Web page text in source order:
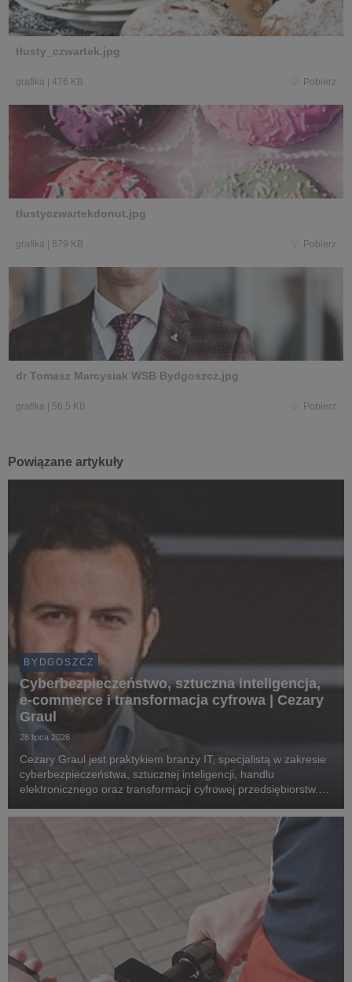
tłusty_czwartek.jpg
grafika 476 KB Pobierz
tłustyczwartekdonut.jpg
grafika 879 KB Pobierz
dr Tomasz Marcysiak WSB Bydgoszcz.jpg
grafika 56,5 KB Pobierz
Powiązane artykuły
BYDGOSZCZ
Cyberbezpieczeństwo, sztuczna inteligencja,
e-commerce i transformacja cyfrowa | Cezary
Graul
28 lipca 2026
Cezary Graul jest praktykiem branży IT, specjalistą w zakresie
cyberbezpieczeństwa, sztucznej inteligencji, handlu
elektronicznego oraz transformacji cyfrowej przedsiębiorstw.
się swoją wiedzą i doświadczeniem z...